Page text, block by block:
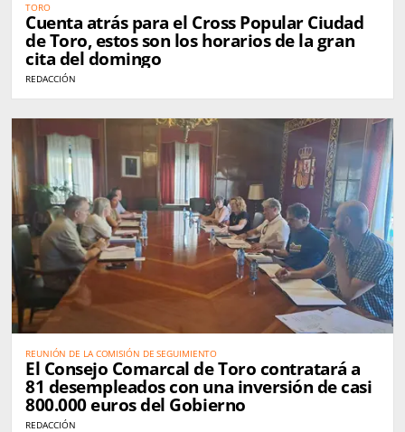
TORO
Cuenta atrás para el Cross Popular Ciudad
de Toro, estos son los horarios de la gran
cita del domingo
REDACCIÓN
REUNIÓN DE LA COMISIÓN DE SEGUIMIENTO
El Consejo Comarcal de Toro contratará a
81 desempleados con una inversión de casi
800.000 euros del Gobierno
REDACCIÓN